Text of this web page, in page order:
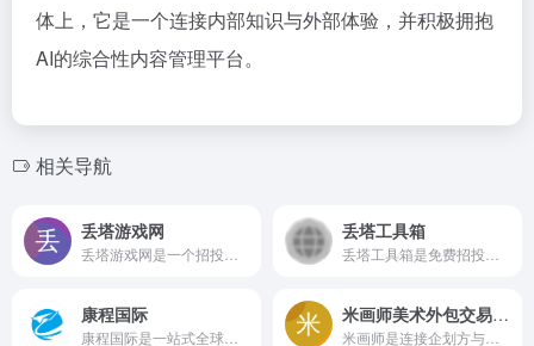
体上，它是一个连接内部知识与外部体验，并积极拥抱
AI的综合性内容管理平台。
相关导航
丢塔游戏网 丢塔工具箱
康程国际 米画师美术外包交易平台